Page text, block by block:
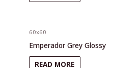
60x60
Emperador Grey Glossy
READ MORE